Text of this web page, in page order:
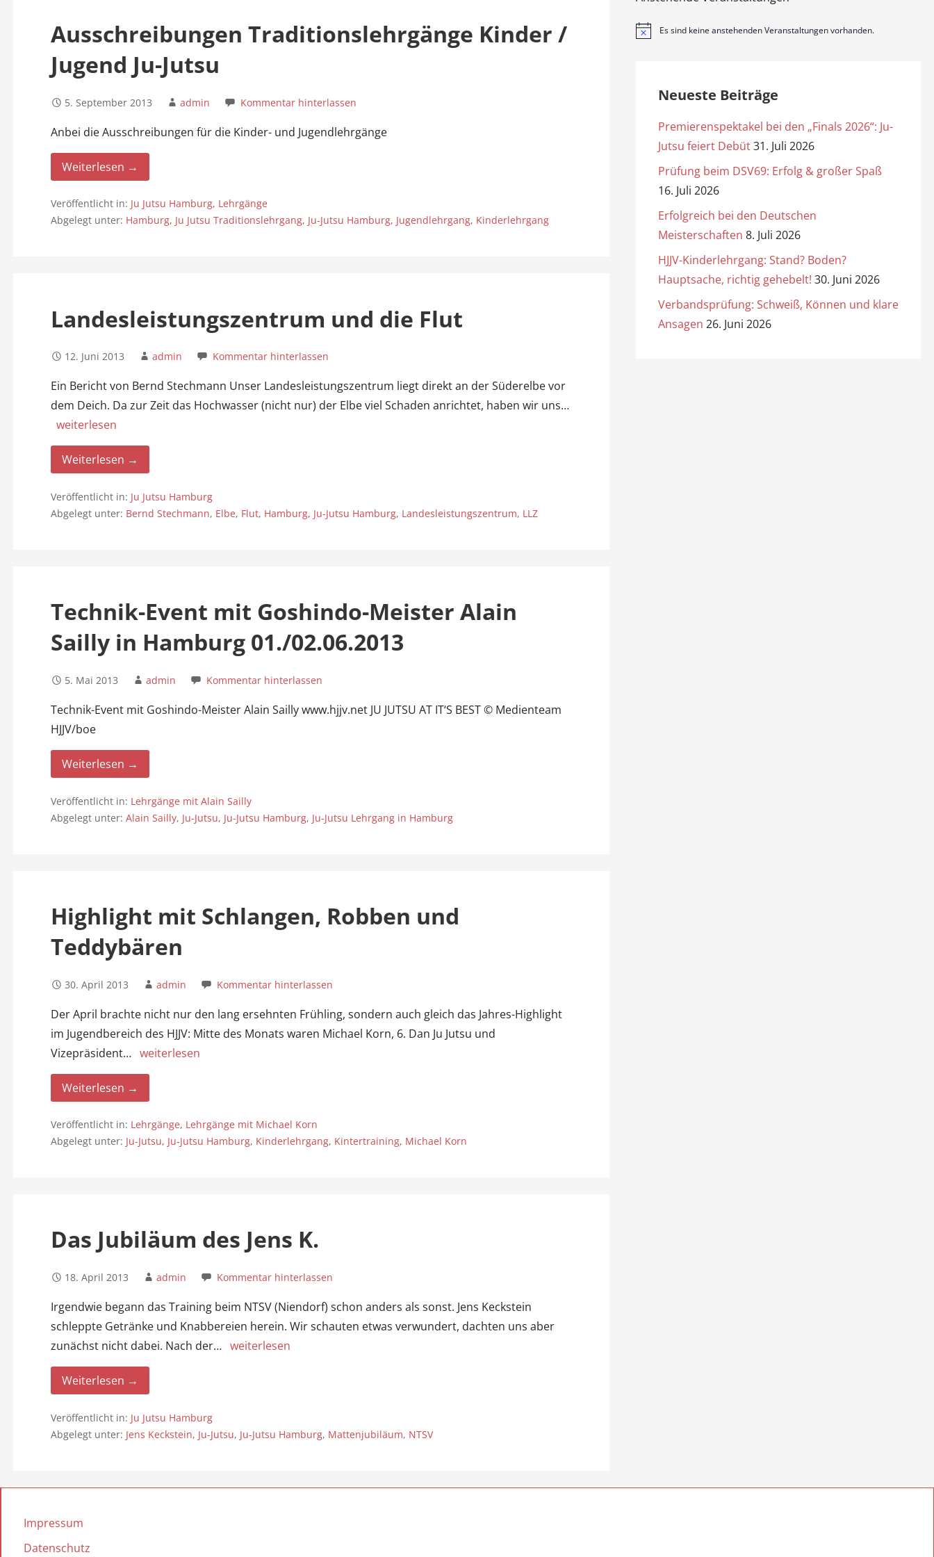
Ausschreibungen Traditionslehrgänge Kinder /
Jugend Ju-Jutsu
5. September 2013 admin Kommentar hinterlassen
Anbei die Ausschreibungen für die Kinder- und Jugendlehrgänge
Weiterlesen →
Veröffentlicht in: Ju Jutsu Hamburg, Lehrgänge
Abgelegt unter: Hamburg, Ju Jutsu Traditionslehrgang, Ju-Jutsu Hamburg, Jugendlehrgang, Kinderlehrgang
Landesleistungszentrum und die Flut
12. Juni 2013 admin Kommentar hinterlassen
Ein Bericht von Bernd Stechmann Unser Landesleistungszentrum liegt direkt an der Süderelbe vor
dem Deich. Da zur Zeit das Hochwasser (nicht nur) der Elbe viel Schaden anrichtet, haben wir uns…
weiterlesen
Weiterlesen →
Veröffentlicht in: Ju Jutsu Hamburg
Abgelegt unter: Bernd Stechmann, Elbe, Flut, Hamburg, Ju-Jutsu Hamburg, Landesleistungszentrum, LLZ
Technik-Event mit Goshindo-Meister Alain
Sailly in Hamburg 01./02.06.2013
5. Mai 2013 admin Kommentar hinterlassen
Technik-Event mit Goshindo-Meister Alain Sailly www.hjjv.net JU JUTSU AT IT‘S BEST © Medienteam
HJJV/boe
Weiterlesen →
Veröffentlicht in: Lehrgänge mit Alain Sailly
Abgelegt unter: Alain Sailly, Ju-Jutsu, Ju-Jutsu Hamburg, Ju-Jutsu Lehrgang in Hamburg
Highlight mit Schlangen, Robben und
Teddybären
30. April 2013 admin Kommentar hinterlassen
Der April brachte nicht nur den lang ersehnten Frühling, sondern auch gleich das Jahres-Highlight
im Jugendbereich des HJJV: Mitte des Monats waren Michael Korn, 6. Dan Ju Jutsu und
Vizepräsident… weiterlesen
Weiterlesen →
Veröffentlicht in: Lehrgänge, Lehrgänge mit Michael Korn
Abgelegt unter: Ju-Jutsu, Ju-Jutsu Hamburg, Kinderlehrgang, Kintertraining, Michael Korn
Das Jubiläum des Jens K.
18. April 2013 admin Kommentar hinterlassen
Irgendwie begann das Training beim NTSV (Niendorf) schon anders als sonst. Jens Keckstein
schleppte Getränke und Knabbereien herein. Wir schauten etwas verwundert, dachten uns aber
zunächst nicht dabei. Nach der… weiterlesen
Weiterlesen →
Veröffentlicht in: Ju Jutsu Hamburg
Abgelegt unter: Jens Keckstein, Ju-Jutsu, Ju-Jutsu Hamburg, Mattenjubiläum, NTSV
H
Es sind keine anstehenden Veranstaltungen vorhanden.
Neueste Beiträge
Premierenspektakel bei den „Finals 2026“: Ju-
Jutsu feiert Debüt31. Juli 2026
Prüfung beim DSV69: Erfolg & großer Spaß
16. Juli 2026
Erfolgreich bei den Deutschen
Meisterschaften 8. Juli 2026
HJJV-Kinderlehrgang: Stand? Boden?
Hauptsache, richtig gehebelt! 30. Juni 2026
Verbandsprüfung: Schweiß, Können und klare
Ansagen 26. Juni 2026
Impressum
Datenschutz